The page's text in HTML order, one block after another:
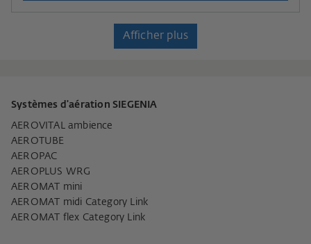
Afficher plus
Systèmes d'aération SIEGENIA
AEROVITAL ambience
AEROTUBE
AEROPAC
AEROPLUS WRG
AEROMAT mini
AEROMAT midi Category Link
AEROMAT flex Category Link